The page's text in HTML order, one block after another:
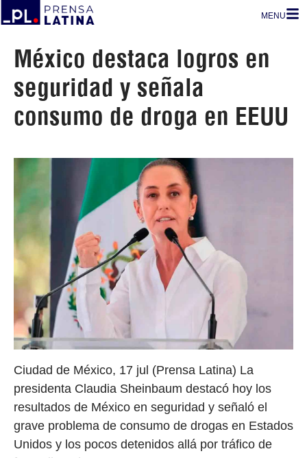
MENU
México destaca logros en
seguridad y señala
consumo de droga en EEUU
Ciudad de México, 17 jul (Prensa Latina) La
presidenta Claudia Sheinbaum destacó hoy los
resultados de México en seguridad y señaló el
grave problema de consumo de drogas en Estados
Unidos y los pocos detenidos allá por tráfico de